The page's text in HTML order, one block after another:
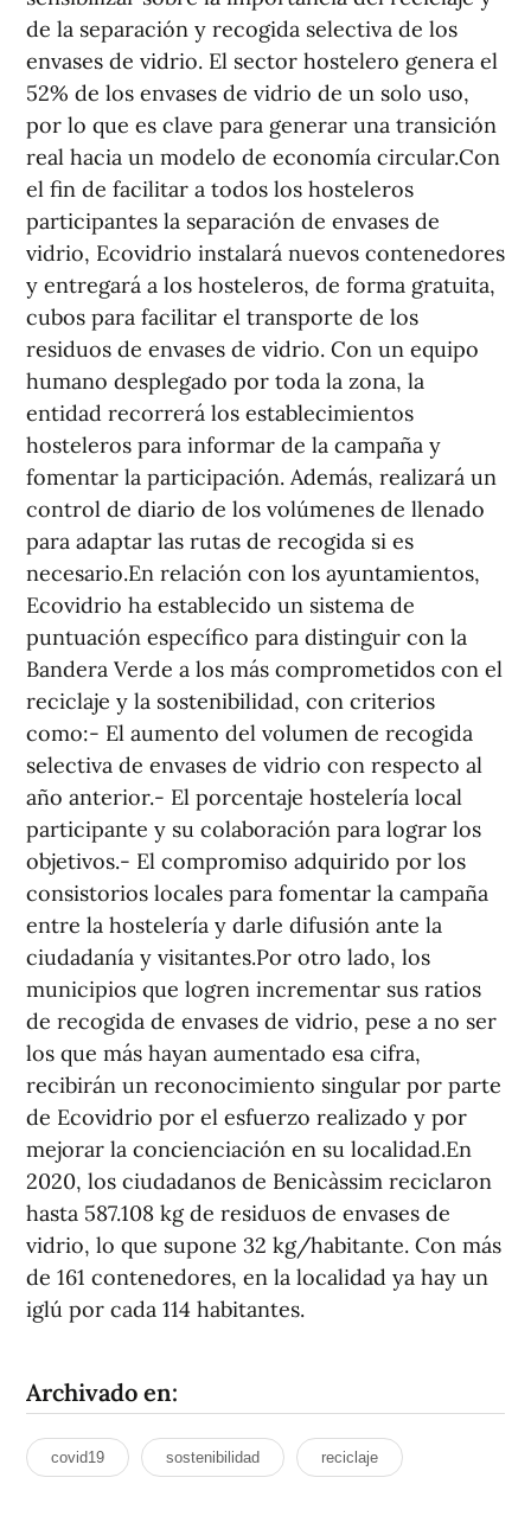
de la separación y recogida selectiva de los
envases de vidrio. El sector hostelero genera el
52% de los envases de vidrio de un solo uso,
por lo que es clave para generar una transición
real hacia un modelo de economía circular.Con
el fin de facilitar a todos los hosteleros
participantes la separación de envases de
vidrio, Ecovidrio instalará nuevos contenedores
y entregará a los hosteleros, de forma gratuita,
cubos para facilitar el transporte de los
residuos de envases de vidrio. Con un equipo
humano desplegado por toda la zona, la
entidad recorrerá los establecimientos
hosteleros para informar de la campaña y
fomentar la participación. Además, realizará un
control de diario de los volúmenes de llenado
para adaptar las rutas de recogida si es
necesario.En relación con los ayuntamientos,
Ecovidrio ha establecido un sistema de
puntuación específico para distinguir con la
Bandera Verde a los más comprometidos con el
reciclaje y la sostenibilidad, con criterios
como:- El aumento del volumen de recogida
selectiva de envases de vidrio con respecto al
año anterior.- El porcentaje hostelería local
participante y su colaboración para lograr los
objetivos.- El compromiso adquirido por los
consistorios locales para fomentar la campaña
entre la hostelería y darle difusión ante la
ciudadanía y visitantes.Por otro lado, los
municipios que logren incrementar sus ratios
de recogida de envases de vidrio, pese a no ser
los que más hayan aumentado esa cifra,
recibirán un reconocimiento singular por parte
de Ecovidrio por el esfuerzo realizado y por
mejorar la concienciación en su localidad.En
2020, los ciudadanos de Benicàssim reciclaron
hasta 587.108 kg de residuos de envases de
vidrio, lo que supone 32 kg/habitante. Con más
de 161 contenedores, en la localidad ya hay un
iglú por cada 114 habitantes.
Archivado en:
covid19 sostenibilidad reciclaje